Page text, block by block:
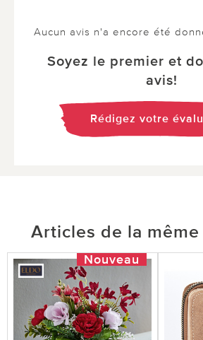
Aucun avis n'a encore été
Soyez le premier et
avis!
Rédigez votre
Articles de la
Nouveau